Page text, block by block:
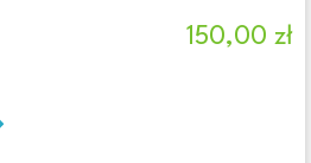
150,00 zł